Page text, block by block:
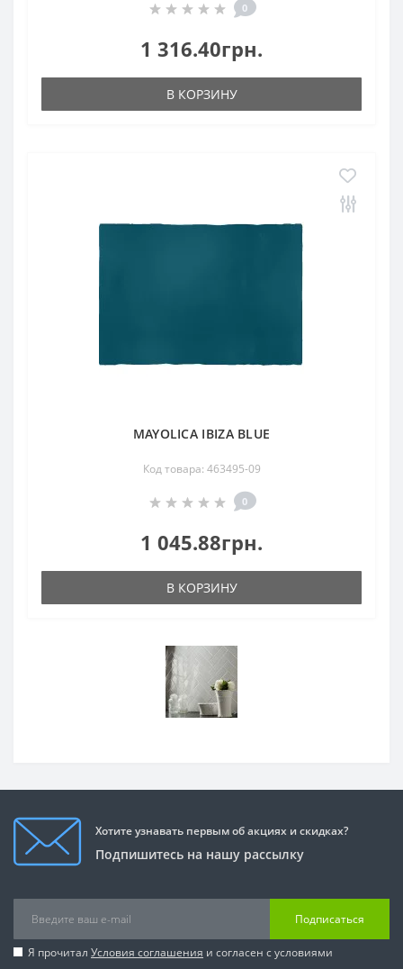
0
1 316.40грн.
В КОРЗИНУ
MAYOLICA IBIZA BLUE
Код товара: 463495-09
0
1 045.88грн.
В КОРЗИНУ
Хотите узнавать первым об акциях и скидках?
Подпишитесь на нашу рассылку
Подписаться
Я прочитал Условия соглашения и согласен с условиями